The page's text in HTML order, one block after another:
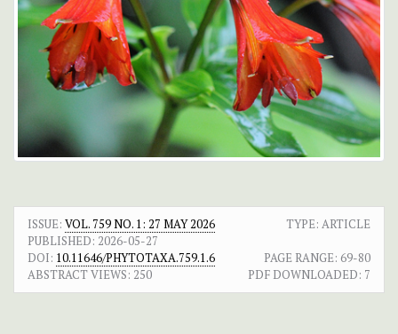
ISSUE: VOL. 759 NO. 1: 27 MAY 2026
TYPE: ARTICLE
PUBLISHED: 2026-05-27
DOI: 10.11646/PHYTOTAXA.759.1.6 PAGE RANGE: 69-80
ABSTRACT VIEWS: 250 PDF DOWNLOADED: 7